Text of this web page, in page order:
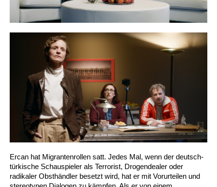
Ercan hat Migrantenrollen satt. Jedes Mal, wenn der deutsch-
türkische Schauspieler als Terrorist, Drogendealer oder
radikaler Obsthändler besetzt wird, hat er mit Vorurteilen und